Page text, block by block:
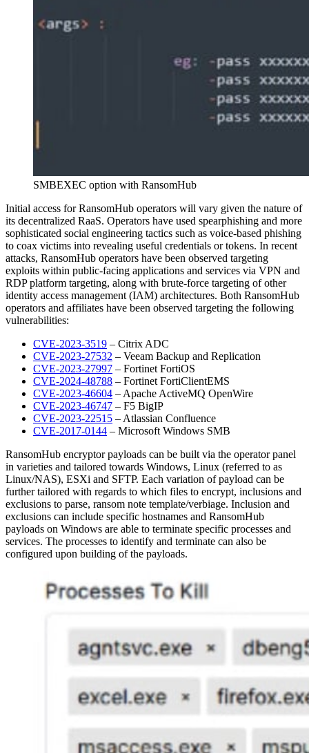
SMBEXEC option with RansomHub
Initial access for RansomHub operators will vary given the nature of
its decentralized RaaS. Operators have used spearphishing and more
sophisticated social engineering tactics such as voice-based phishing
to coax victims into revealing useful credentials or tokens. In recent
attacks, RansomHub operators have been observed targeting
exploits within public-facing applications and services via VPN and
RDP platform targeting, along with brute-force targeting of other
identity access management (IAM) architectures. Both RansomHub
operators and affiliates have been observed targeting the following
vulnerabilities:
CVE-2023-3519 – Citrix ADC
CVE-2023-27532 – Veeam Backup and Replication
CVE-2023-27997 – Fortinet FortiOS
CVE-2024-48788 – Fortinet FortiClientEMS
CVE-2023-46604 – Apache ActiveMQ OpenWire
CVE-2023-46747 – F5 BigIP
CVE-2023-22515 – Atlassian Confluence
CVE-2017-0144 – Microsoft Windows SMB
RansomHub encryptor payloads can be built via the operator panel
in varieties and tailored towards Windows, Linux (referred to as
Linux/NAS), ESXi and SFTP. Each variation of payload can be
further tailored with regards to which files to encrypt, inclusions and
exclusions to parse, ransom note template/verbiage. Inclusion and
exclusions can include specific hostnames and RansomHub
payloads on Windows are able to terminate specific processes and
services. The processes to identify and terminate can also be
configured upon building of the payloads.